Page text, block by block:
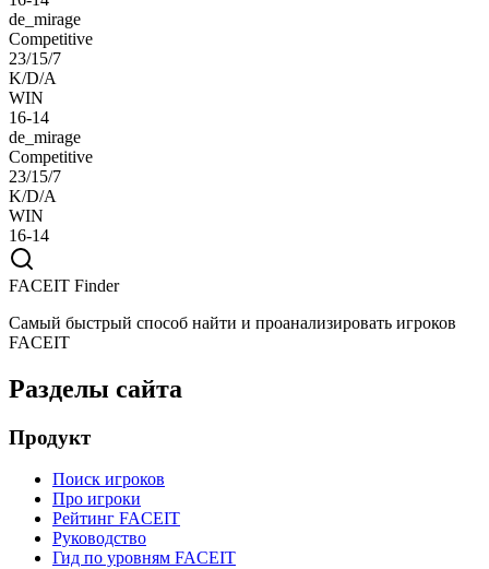
de_mirage
Competitive
23/15/7
K/D/A
WIN
16-14
de_mirage
Competitive
23/15/7
K/D/A
WIN
16-14
FACEIT Finder
Самый быстрый способ найти и проанализировать игроков
FACEIT
Разделы сайта
Продукт
Поиск игроков
Про игроки
Рейтинг FACEIT
Руководство
Гид по уровням FACEIT